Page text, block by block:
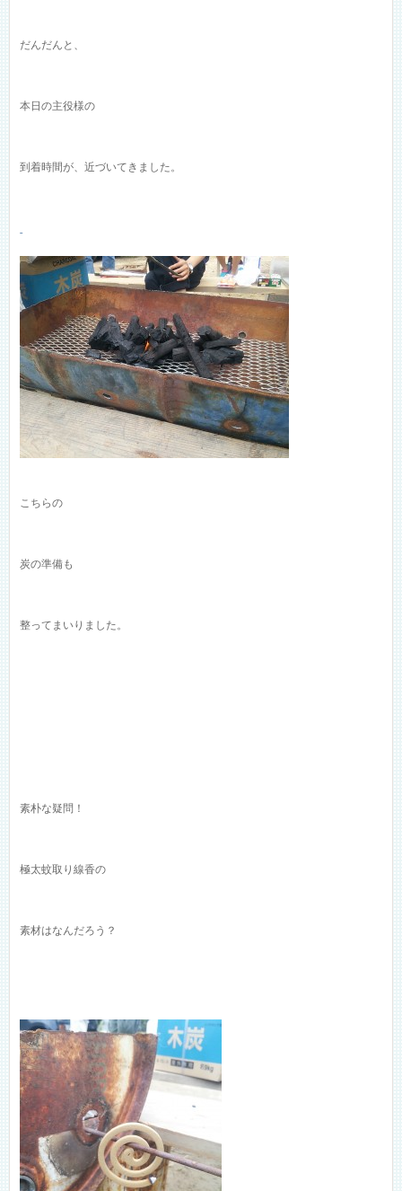
だんだんと、
本日の主役様の
到着時間が、近づいてきました。
こちらの
炭の準備も
整ってまいりました。
素朴な疑問！
極太蚊取り線香の
素材はなんだろう？